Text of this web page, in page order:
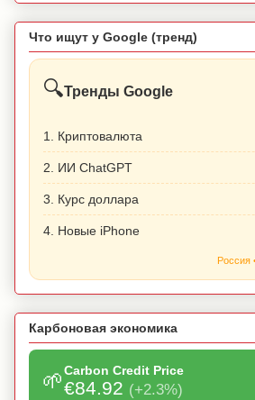
Что ищут у Google (тренд)
🔍Тренды Google
1. Криптовалюта
2. ИИ ChatGPT
3. Курс доллара
4. Новые iPhone
Россия
Карбоновая экономика
🌱Carbon Credit Price
€84.92 (+2.3%)